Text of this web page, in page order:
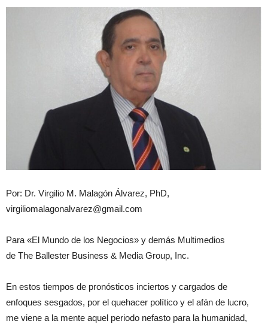
Por: Dr. Virgilio M. Malagón Álvarez, PhD,
virgiliomalagonalvarez@gmail.com
Para «El Mundo de los Negocios» y demás Multimedios
de The Ballester Business & Media Group, Inc.
En estos tiempos de pronósticos inciertos y cargados de
enfoques sesgados, por el quehacer político y el afán de lucro,
me viene a la mente aquel periodo nefasto para la humanidad,